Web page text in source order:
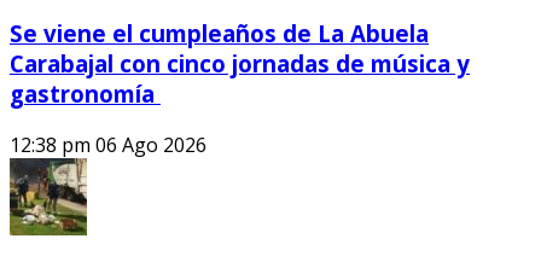
Se viene el cumpleaños de La Abuela
Carabajal con cinco jornadas de música y
gastronomía
12:38 pm 06 Ago 2026